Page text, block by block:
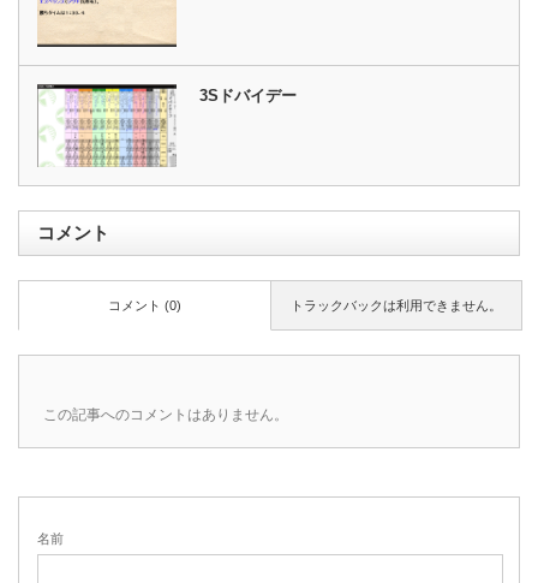
3Sドバイデー
コメント
トラックバックは利用できません。
コメント (0)
この記事へのコメントはありません。
名前